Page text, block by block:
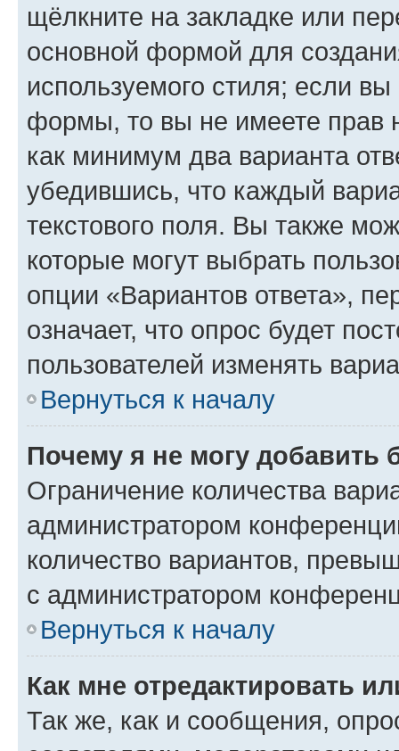
щёлкните на закладке или
основной формой для
используемого стиля; если
формы, то вы не имеете прав
как минимум два варианта
убедившись, что каждый
текстового поля. Вы также
которые могут выбрать
опции «Вариантов ответа»,
означает, что опрос будет
пользователей изменять
Вернуться к началу
Почему я не могу добавить
Ограничение количества
администратором
количество вариантов,
с администратором
Вернуться к началу
Как мне отредактировать
Так же, как и сообщения,